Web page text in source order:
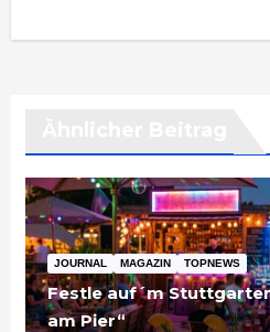
JOURNAL MAGAZIN TOPNEWS
Festle auf´m
am Pier“